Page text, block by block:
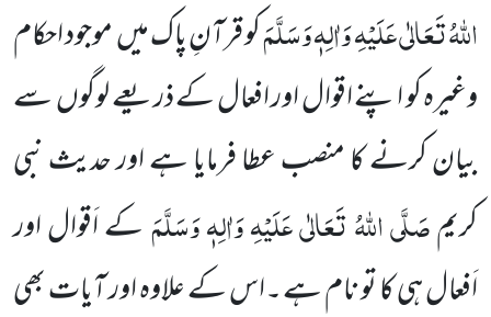
اللّٰہُ تَعَالٰی عَلَیْہِ وَاٰلِہٖ وَسَلَّمَکو قرآنِ پاک میںموجود احکام
وغیرہ کو اپنے اقوال اور افعال کےذریعے لوگوںسے
بیان کرنے کا منصب عطا فرمایا ہے اور حدیث نبی
کریمصَلَّی اللّٰہُ تَعَالٰی عَلَیْہِ وَاٰلِہٖ وَسَلَّمَکے اَقوال اور
اَفعالہی کا تو نامہے ۔اس کے علاوہ اور آیات بھی